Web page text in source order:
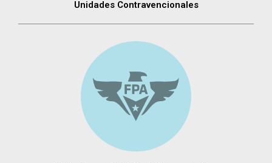
Unidades Contravencionales